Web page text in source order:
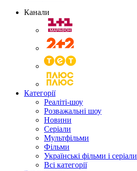
Канали
Категорії
Реаліті-шоу
Розважальні шоу
Новини
Серіали
Мультфільми
Фільми
Українські фільми і серіали
Всі категорії